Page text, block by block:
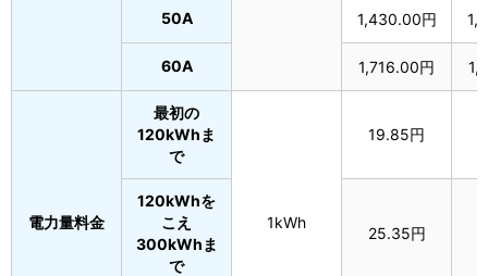
50A 1,430.00円
60A 1,716.00円
電力量料金
最初の
120kWhま
で
1kWh
19.85円
120kWhを
こえ
300kWhま
で
25.35円